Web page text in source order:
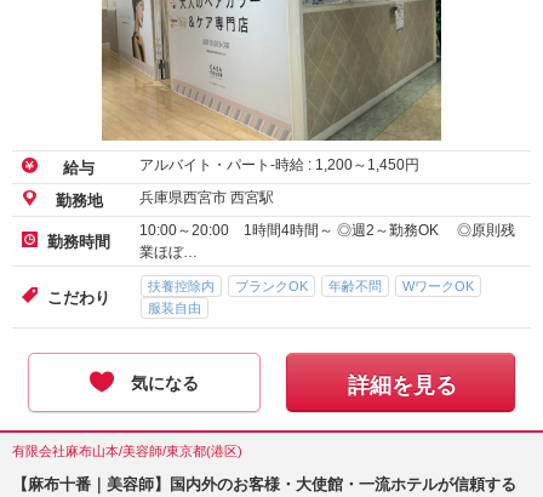
給与 アルバイト・パート-時給 : 1,200～ 1,450円
勤務地 兵庫県西宮市 西宮駅
勤務時間
10:00～20:00 1時間4時間～ ◎週2～勤務OK ◎原則残
業ほぼ…
こだわり
扶養控除内 ブランクOK 年齢不問
WワークOK
服装自由
気になる 詳細を見る
有限会社麻布山本/美容師/東京都(港区)
【麻布十番｜美容師】国内外のお客様・大使館・一流ホテルが信頼する